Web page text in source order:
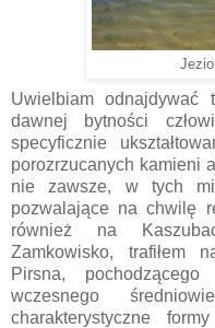
Uwielbiam
dawnej bytności
specyficznie
porozrzucanych kamieni
nie zawsze, w tych
pozwalające na chwilę
również na
Zamkowisko, trafiłem
Pirsna,
wczesnego
charakterystyczne